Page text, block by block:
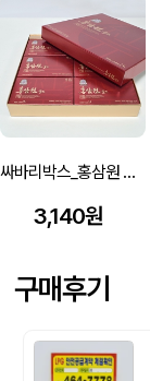
싸바리박스_홍삼원 (345X350X45mm)
3,140원
구매후기